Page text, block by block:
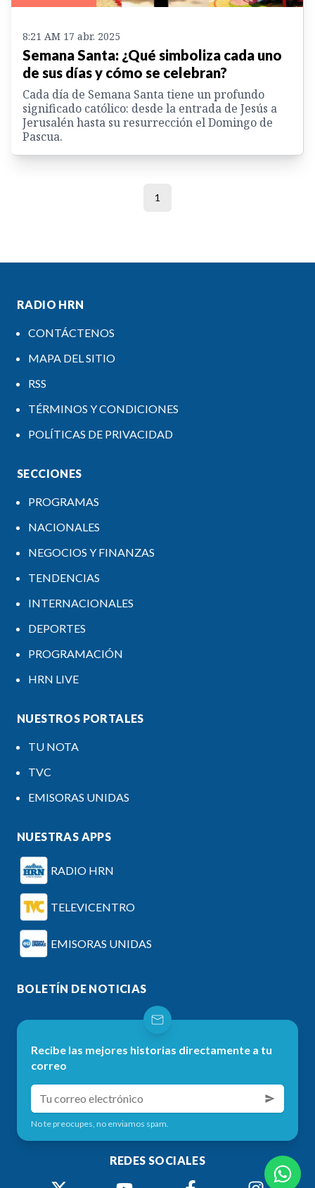
8:21 AM 17 abr. 2025
Semana Santa: ¿Qué simboliza cada uno
de sus días y cómo se celebran?
Cada día de Semana Santa tiene un profundo
significado católico: desde la entrada de Jesús a
Jerusalén hasta su resurrección el Domingo de
Pascua.
1
RADIO HRN
CONTÁCTENOS
MAPA DEL SITIO
RSS
TÉRMINOS Y CONDICIONES
POLÍTICAS DE PRIVACIDAD
SECCIONES
PROGRAMAS
NACIONALES
NEGOCIOS Y FINANZAS
TENDENCIAS
INTERNACIONALES
DEPORTES
PROGRAMACIÓN
HRN LIVE
NUESTROS PORTALES
TU NOTA
TVC
EMISORAS UNIDAS
NUESTRAS APPS
RADIO HRN
TELEVICENTRO
EMISORAS UNIDAS
BOLETÍN DE NOTICIAS
Recibe las mejores historias directamente a tu
correo
No te preocupes, no enviamos spam.
REDES SOCIALES